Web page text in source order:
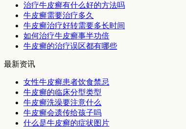
治疗牛皮癣有什么好的方法吗
牛皮癣需要治疗多久
牛皮癣治疗好转需要多长时间
如何治疗牛皮癣事半功倍
牛皮癣的治疗误区都有哪些
最新资讯
女性牛皮癣患者饮食禁忌
牛皮癣的临床分型类型
牛皮癣洗澡要注意什么
牛皮癣会遗传给孩子吗
什么是牛皮癣的症状图片